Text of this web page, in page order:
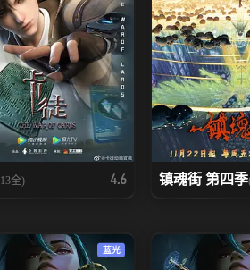
全) 4.6 镇魂街 第四季
蓝光